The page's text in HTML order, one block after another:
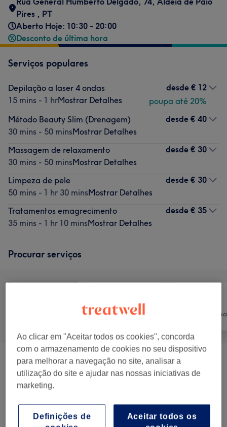
Pires , PT
Aberto Hoje: 10:30 - 20:00
Desconto de última hora
Serviços populares
Depilação a laser 4 ondas
15 mins - 1 hrMostrar Detalhes
desde € 12
poupa até 20%
Método Beauty Slim (Drenagem)
30 mins - 50 minsMostrar Detalhes
desde € 40
Massagem de relaxamento
30 mins - 50 minsMostrar Detalhes
desde € 30
Limpeza de pele
50 mins - 1 hr 30 minsMostrar Detalhes
desde € 30
Tratamentos emagrecimento
35 mins - 1 hr 10 minsMostrar Detalhes
desde € 35
Procurar serviços
Depilação Tratamento
Depilação A Laser 4 Ondas ( 1) desde € 12
Tratamentos Corpo
Bem Estar & Spa ( 1) desde € 30
Ao clicar em "Aceitar todos os cookies", concorda
com o armazenamento de cookies no seu dispositivo
para melhorar a navegação no site, analisar a
utilização do site e ajudar nas nossas iniciativas de
marketing.
Aceitar todos os
Definições de